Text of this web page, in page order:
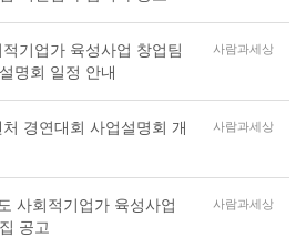
기업가 육성사업 창업팀
명회 일정 안내
사람과세상
경연대회 사업설명회 개
사람과세상
사회적기업가 육성사업
공고
사람과세상